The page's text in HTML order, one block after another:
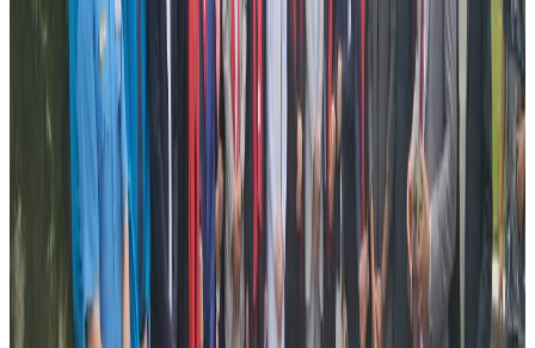
विद्यार्थीहरुलाई नआत्तिन पनि अध्यक्ष सापकोटाले अनुरोध गर्नुभयो ।
नेपाली दुतावासले गर्यो छानविनको माग ।
एआइबिटी कलेजमा अध्यनरत सयौ नेपाली विद्यार्थीको गुनासो
सार्वजनिक भएपछि क्यानवेरास्थित नेपाली दुतावास पनि गम्भिर
बनेको छ । दुतावासले शुक्रबार अष्ट्रेलियाको शिक्षा विभागमा पत्र पढाइ
एआइबिटी बारे छानविन गर्न माग गरेको छ ।
‘हामीले एआइबिटी बारे छानविन गर्न शिक्षा विभागलाई पत्र लेखेका छौ